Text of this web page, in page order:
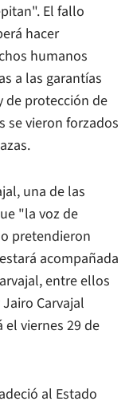
El fallo
hacer
humanos
a las garantías
de protección de
se vieron forzados
una de las
"la voz de
pretendieron
acompañada
entre ellos
Carvajal
el viernes 29 de
al Estado